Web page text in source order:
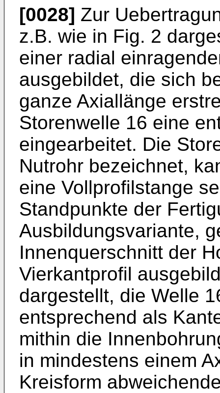
[0028] Zur
z.B. wie in Fig. 2
einer radial
ausgebildet, die sich
ganze Axiallänge
Storenwelle 16 eine
eingearbeitet. Die
Nutrohr bezeichnet,
eine Vollprofilstange
Standpunkte der
Ausbildungsvariante,
Innenquerschnitt der
Vierkantprofil
dargestellt, die Welle
entsprechend als
mithin die
in mindestens einem
Kreisform